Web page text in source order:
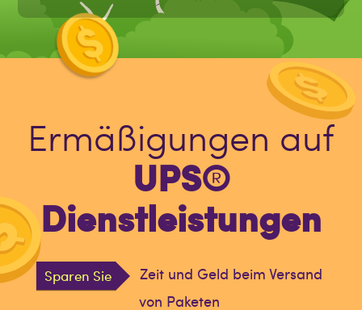
Ermäßigungen auf
UPS®
Dienstleistungen
Sparen Sie
Zeit und Geld beim Versand
von Paketen